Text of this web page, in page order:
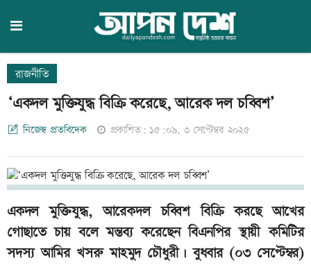
রাজনীতি
‘একদল মুক্তিযুদ্ধ বিক্রি করেছে, আরেক দল চব্বিশ’
নিজেস্ব প্রতবিদেক প্রকাশিত: ১৫:০৯, ৩ সেপ্টেম্বর ২০২৫
একদল মুক্তিযুদ্ধ, আরেকদল চব্বিশ বিক্রি করছে আখের
গোছাতে চায় বলে মন্তব্য করেছেন বিএনপির স্থায়ী কমিটির
সদস্য আমির খসরু মাহমুদ চৌধুরী। বুধবার (০৩ সেপ্টেম্বর)